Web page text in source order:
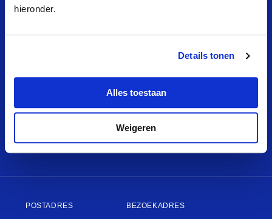
hieronder.
Details tonen
Alles toestaan
Weigeren
Wie zijn we
Ik wil aanvragen
Logo VDEF
Colofon
POSTADRES BEZOEKADRES